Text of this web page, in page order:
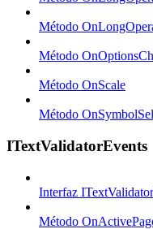
Método
Método
Método OnScale
Método
ITextValidatorEvents
Interfaz
Método